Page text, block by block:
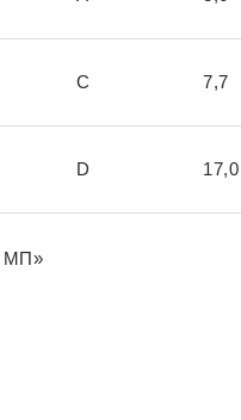
C 7,7
D 17,0
МП»